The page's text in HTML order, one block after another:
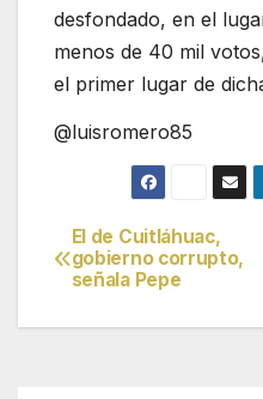
desfondado, en el
menos de 40 mil
el primer lugar de
@luisromero85
Navegación
de
El de Cuitláhuac,
gobierno corrupto,
señala Pepe